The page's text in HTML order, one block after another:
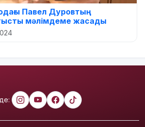
Павел Дуровтың
мәлімдеме жасады